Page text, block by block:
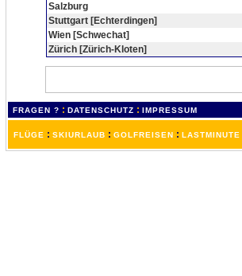
Salzburg
Stuttgart [Echterdingen]
Wien [Schwechat]
Zürich [Zürich-Kloten]
FRAGEN ? : DATENSCHUTZ : IMPRESSUM
FLÜGE : SKIURLAUB : GOLFREISEN :